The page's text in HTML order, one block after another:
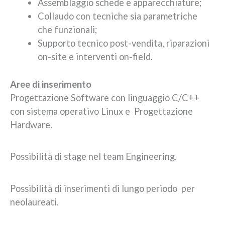
Assemblaggio schede e apparecchiature;
Collaudo con tecniche sia parametriche
che funzionali;
Supporto tecnico post-vendita, riparazioni
on-site e interventi on-field.
Aree di inserimento
Progettazione Software con linguaggio C/C++
con sistema operativo Linux e Progettazione
Hardware.
Possibilità di stage nel team Engineering.
Possibilità di inserimenti di lungo periodo per
neolaureati.